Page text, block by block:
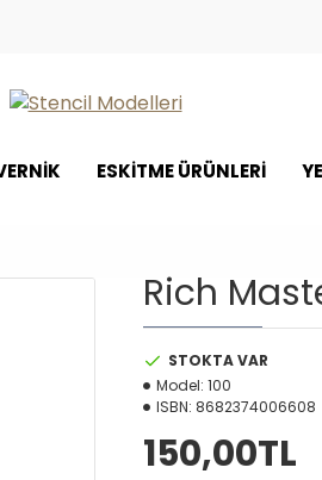
ESKİTME ÜRÜNLERİ
Rich
STOKTA VAR
Model: 100
ISBN: 8682374006608
150,00TL